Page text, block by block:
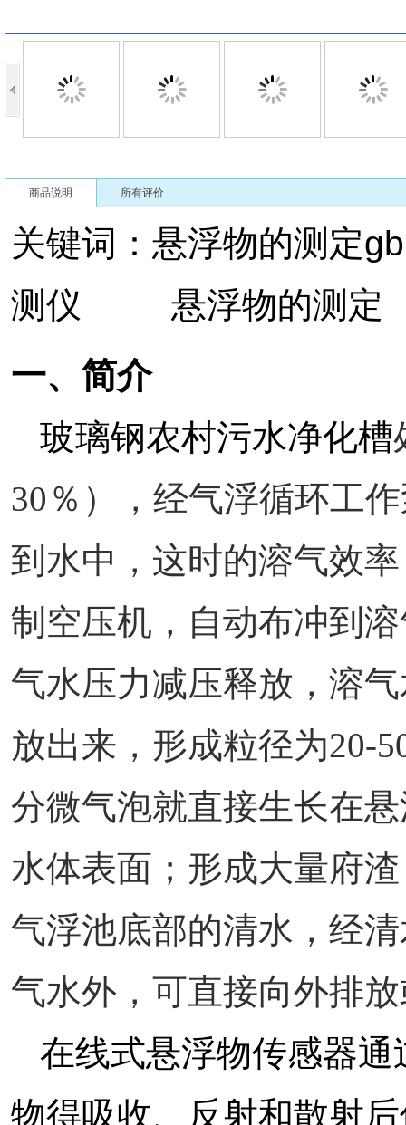
商品说明 所有评价
关键词：悬浮物的
测仪 悬浮物的测定
一、简介
玻璃钢农村污水净化槽
30％），经气浮循环工
到水中，这时的溶气效
制空压机，自动布冲到
气水压力减压释放，溶
放出来，形成粒径为20-
分微气泡就直接生长在
水体表面；形成大量府
气浮池底部的清水，经
气水外，可直接向外排
在线式悬浮物传感器
物得吸收、反射和散射